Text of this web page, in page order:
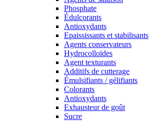
Phosphate
Édulcorants
Antioxydants
Epaississants et stabilisants
Agents conservateurs
Hydrocolloïdes
Agent texturants
Additifs de cutterage
Émulsifiants / gélifiants
Colorants
Antioxydants
Exhausteur de goût
Sucre